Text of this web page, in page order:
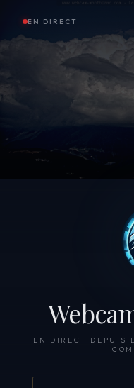
EN DIRECT
EN DIRECT DEPUIS